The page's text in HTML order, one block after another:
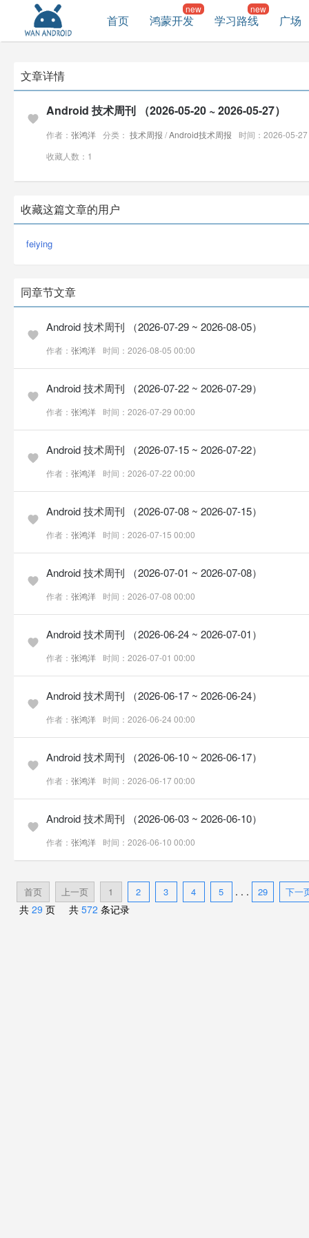
首页 鸿蒙开发 学习路线 广场
文章详情
Android 技术周刊 （2026-05-20 ~ 2026-05-27）
作者： 张鸿洋 分类： 技术周报 /Android技术周报
时间：2026-05-
收藏人数：1
收藏这篇文章的用户
feiying
同章节文章
Android 技术周刊 （2026-07-29 ~ 2026-08-05）
作者： 张鸿洋 时间：2026-08-05 00:00
Android 技术周刊 （2026-07-22 ~ 2026-07-29）
作者： 张鸿洋 时间：2026-07-29 00:00
Android 技术周刊 （2026-07-15 ~ 2026-07-22）
作者： 张鸿洋 时间：2026-07-22 00:00
Android 技术周刊 （2026-07-08 ~ 2026-07-15）
作者： 张鸿洋 时间：2026-07-15 00:00
Android 技术周刊 （2026-07-01 ~ 2026-07-08）
作者： 张鸿洋 时间：2026-07-08 00:00
Android 技术周刊 （2026-06-24 ~ 2026-07-01）
作者： 张鸿洋 时间：2026-07-01 00:00
Android 技术周刊 （2026-06-17 ~ 2026-06-24）
作者： 张鸿洋 时间：2026-06-24 00:00
Android 技术周刊 （2026-06-10 ~ 2026-06-17）
作者： 张鸿洋 时间：2026-06-17 00:00
Android 技术周刊 （2026-06-03 ~ 2026-06-10）
作者： 张鸿洋 时间：2026-06-10 00:00
首页 上一页 1 2 3 4 5 . . . 29 下一
共 29 页 共 572 条记录